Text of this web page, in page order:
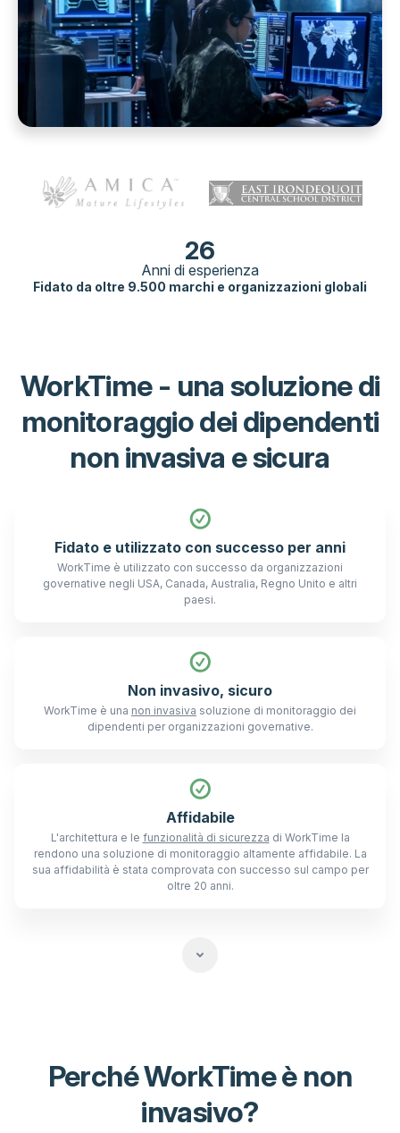
26
Anni di esperienza
Fidato da oltre 9.500 marchi e organizzazioni globali
WorkTime - una soluzione di
monitoraggio dei dipendenti
non invasiva e sicura
Fidato e utilizzato con successo per anni
WorkTime è utilizzato con successo da organizzazioni
governative negli USA, Canada, Australia, Regno Unito e altri
paesi.
Non invasivo, sicuro
WorkTime è una non invasiva soluzione di monitoraggio dei
dipendenti per organizzazioni governative.
Affidabile
L'architettura e le funzionalità di sicurezza di WorkTime la
rendono una soluzione di monitoraggio altamente affidabile. La
sua affidabilità è stata comprovata con successo sul campo per
oltre 20 anni.
Perché WorkTime è non
invasivo?